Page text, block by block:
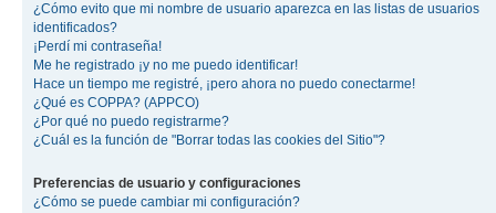
¿Cómo evito que mi nombre de usuario aparezca en las listas de usuarios
identificados?
¡Perdí mi contraseña!
Me he registrado ¡y no me puedo identificar!
Hace un tiempo me registré, ¡pero ahora no puedo conectarme!
¿Qué es COPPA? (APPCO)
¿Por qué no puedo registrarme?
¿Cuál es la función de "Borrar todas las cookies del Sitio"?
Preferencias de usuario y configuraciones
¿Cómo se puede cambiar mi configuración?